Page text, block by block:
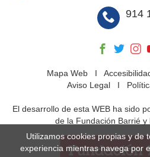
914
Mapa WebI
Aviso Legal I
El desarrollo de esta WEB ha sido
de la Fundación Barrié y
Utilizamos cookies propias y de
experiencia mientras navega por